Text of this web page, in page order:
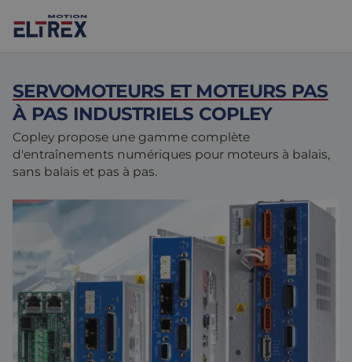
Nos solutions
Moteurs
Entraînements et contrôleurs
Mécanique
Solutions de contrôle de mouvement
Conception et prototypage
Marchés
Agroalimentaire
Intralogistique
Sciences de la vie
Environnements difficiles
Projects
Marques
Actualités
Nous Contacter
SERVOMOTEURS ET MOTEURS PAS
À PAS INDUSTRIELS COPLEY
Copley propose une gamme complète
d'entraînements numériques pour moteurs à balais,
sans balais et pas à pas.